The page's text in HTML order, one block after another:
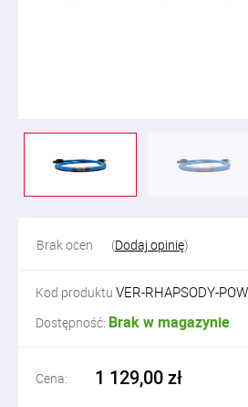
Brak ocen (Dodaj opinię)
Kod produktu VER-RHAPSODY-
Dostępność: Brak w magazynie
Cena: 1 129,00 zł